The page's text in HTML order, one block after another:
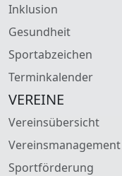
Inklusion
Gesundheit
Sportabzeichen
Terminkalender
VEREINE
Vereinsübersicht
Vereinsmanagement
Sportförderung